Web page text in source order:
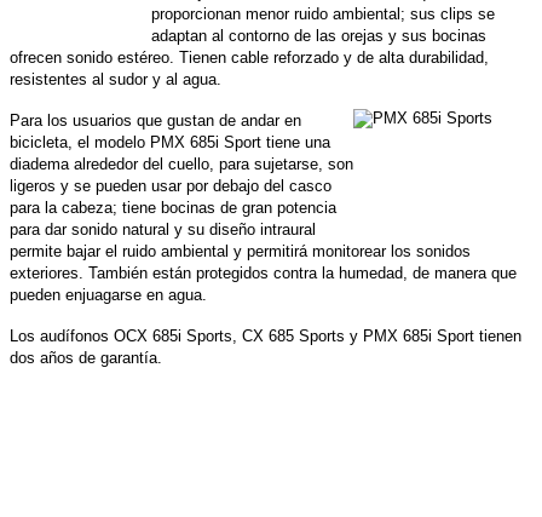
proporcionan menor ruido ambiental; sus clips se
adaptan al contorno de las orejas y sus bocinas
ofrecen sonido estéreo. Tienen cable reforzado y de alta durabilidad,
resistentes al sudor y al agua.
Para los usuarios que gustan de andar en
bicicleta, el modelo PMX 685i Sport tiene una
diadema alrededor del cuello, para sujetarse, son
ligeros y se pueden usar por debajo del casco
para la cabeza; tiene bocinas de gran potencia
para dar sonido natural y su diseño intraural
permite bajar el ruido ambiental y permitirá monitorear los sonidos
exteriores. También están protegidos contra la humedad, de manera que
pueden enjuagarse en agua.
Los audífonos OCX 685i Sports, CX 685 Sports y PMX 685i Sport tienen
dos años de garantía.